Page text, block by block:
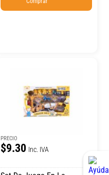
PRECIO
$9.30 Inc. IVA